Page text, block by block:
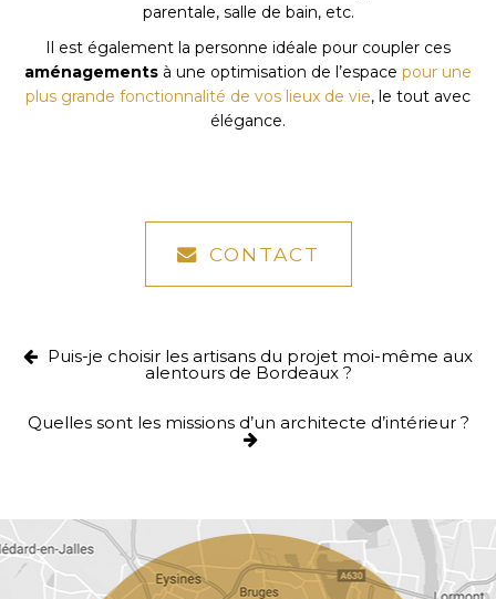
parentale, salle de bain, etc.
Il est également la personne idéale pour coupler ces
aménagements à une optimisation de l’espace pour une
plus grande fonctionnalité de vos lieux de vie, le tout avec
élégance.
CONTACT
Puis-je choisir les artisans du projet moi-même aux
alentours de Bordeaux ?
Quelles sont les missions d’un architecte d’intérieur ?